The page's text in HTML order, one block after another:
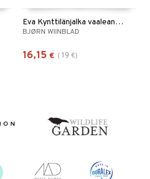
Eva Kynttilänjalka vaaleanvihreä 9,5cm
BJØRN WIINBLAD
16,15 € ( 19 €)